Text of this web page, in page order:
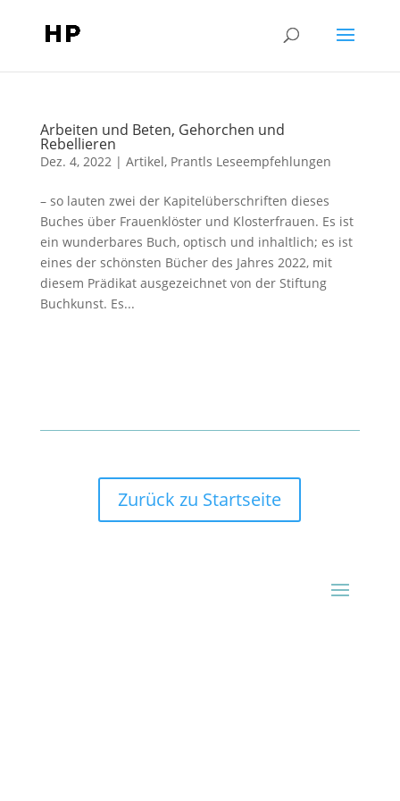
Arbeiten und Beten, Gehorchen und
Rebellieren
Dez. 4, 2022| Artikel, Prantls Leseempfehlungen
– so lauten zwei der Kapitelüberschriften dieses
Buches über Frauenklöster und Klosterfrauen. Es ist
ein wunderbares Buch, optisch und inhaltlich; es ist
eines der schönsten Bücher des Jahres 2022, mit
diesem Prädikat ausgezeichnet von der Stiftung
Buchkunst. Es...
Zurück zu Startseite